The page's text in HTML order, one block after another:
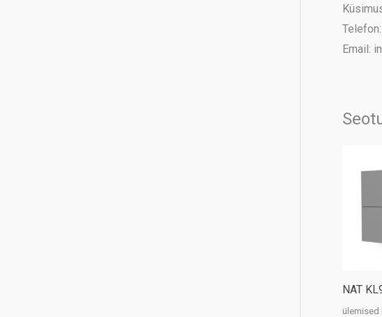
Email:
NAT